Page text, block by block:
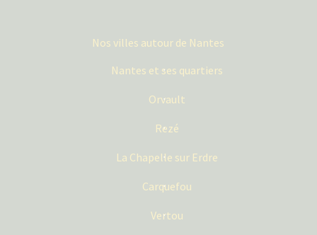
Nos villes autour de Nantes
Nantes et ses quartiers
Orvault
Rezé
La Chapelle sur Erdre
Carquefou
Vertou